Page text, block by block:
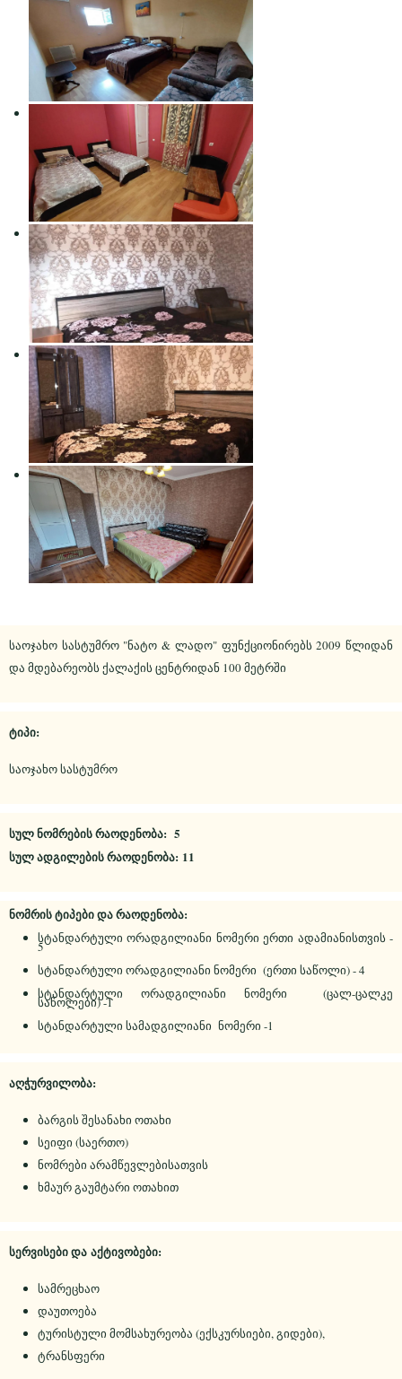
საოჯახო სასტუმრო "ნატო & ლადო" ფუნქციონირებს 2009 წლიდან
და მდებარეობს ქალაქის ცენტრიდან 100 მეტრში
ტიპი:
საოჯახო სასტუმრო
სულ ნომრების რაოდენობა: 5
სულ ადგილების რაოდენობა: 11
ნომრის ტიპები და რაოდენობა:
სტანდარტული ორადგილიანი ნომერი ერთი ადამიანისთვის -
5
სტანდარტული ორადგილიანი ნომერი (ერთი საწოლი) - 4
სტანდარტული ორადგილიანი ნომერი (ცალ-ცალკე
საწოლები) -1
სტანდარტული სამადგილიანი ნომერი -1
აღჭურვილობა:
ბარგის შესანახი ოთახი
სეიფი (საერთო)
ნომრები არამწევლებისათვის
ხმაურ გაუმტარი ოთახით
სერვისები და აქტივობები:
სამრეცხაო
დაუთოება
ტურისტული მომსახურეობა (ექსკურსიები, გიდები),
ტრანსფერი